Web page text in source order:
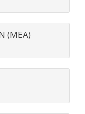
(MEA)